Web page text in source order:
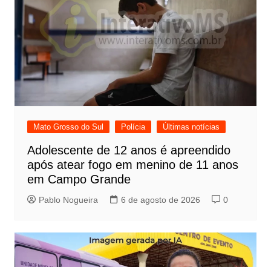
Mato Grosso do Sul Polícia Últimas notícias
Adolescente de 12 anos é apreendido
após atear fogo em menino de 11 anos
em Campo Grande
Pablo Nogueira 6 de agosto de 2026 0